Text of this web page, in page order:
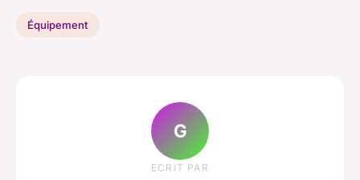
Équipement
G
ECRIT PAR